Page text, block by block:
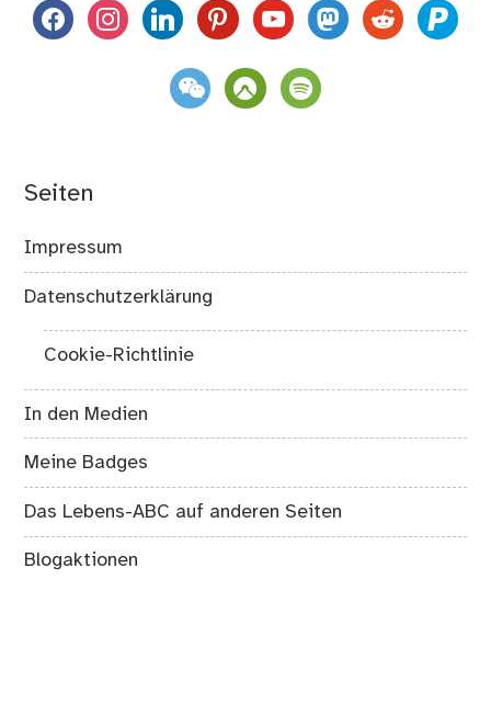
facebookinstagramlinkedinpinterestyoutubemastodon
reddit paypal
weixin komootspotify
Seiten
Impressum
Datenschutzerklärung
Cookie-Richtlinie
In den Medien
Meine Badges
Das Lebens-ABC auf anderen Seiten
Blogaktionen